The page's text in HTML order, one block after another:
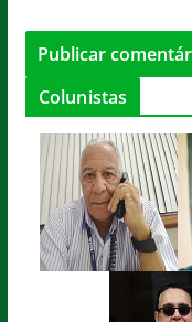
Colunistas